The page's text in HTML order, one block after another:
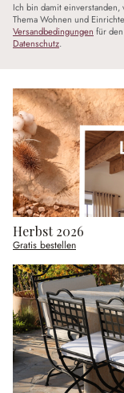
Ich bin damit einverstanden,
Thema Wohnen und
Versandbedingungen für
Datenschutz.
Herbst 2026
Gratis bestellen